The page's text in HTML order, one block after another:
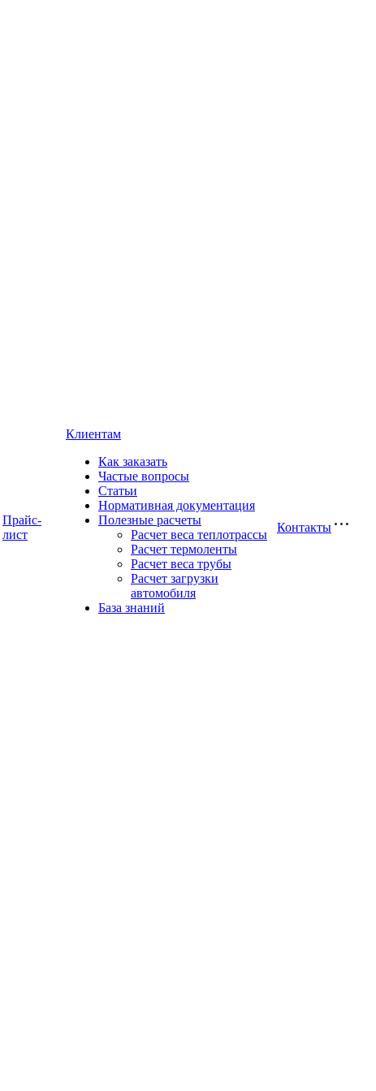
Прайс-
лист
Клиентам
Как заказать
Частые вопросы
Статьи
Нормативная документация
Полезные расчеты
Расчет веса теплотрассы
Расчет термоленты
Расчет веса трубы
Расчет загрузки
автомобиля
База знаний
Контакты